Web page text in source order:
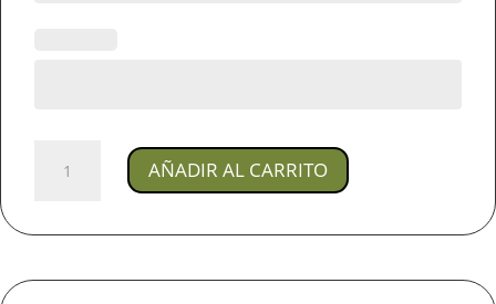
Piercing
Titanio
AÑADIR AL CARRITO